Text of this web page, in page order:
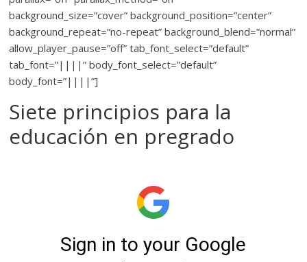
background_size=”cover” background_position=”center”
background_repeat=”no-repeat” background_blend=”normal”
allow_player_pause=”off” tab_font_select=”default”
tab_font=”||||” body_font_select=”default”
body_font=”||||”]
Siete principios para la
educación en pregrado